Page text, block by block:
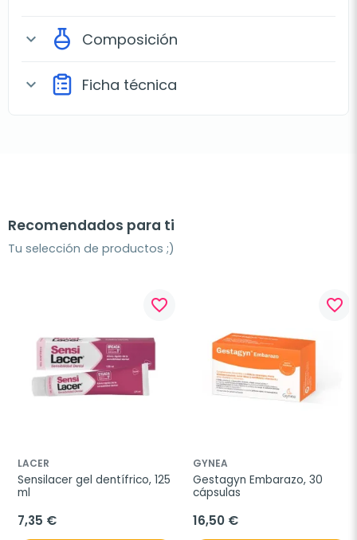
expand_more Composición
expand_more Ficha técnica
Recomendados para ti
Tu selección de productos ;)
favorite_border
LACER
Sensilacer gel dentífrico, 125
ml
7,35 €
favorite_border
GYNEA
Gestagyn Embarazo, 30
cápsulas
16,50 €